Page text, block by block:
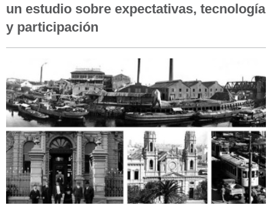
un estudio sobre expectativas, tecnología
y participación